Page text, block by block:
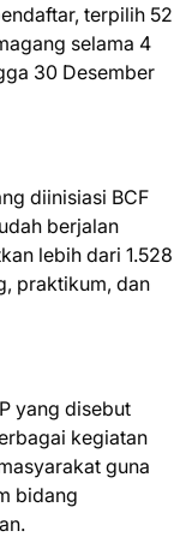
terpilih 52
selama 4
30 Desember
diinisiasi BCF
berjalan
lebih dari 1.528
praktikum, dan
yang disebut
kegiatan
guna
bidang